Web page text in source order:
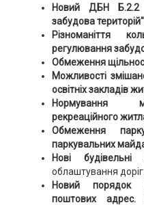
Новий ДБН Б.2.2
забудова
Різноманіття
регулювання
Обмеження
Можливості
освітніх закладів
Нормування
рекреаційного
Обмеження
паркувальних
Нові будівельні
облаштування доріг.
Новий порядок
поштових адрес.